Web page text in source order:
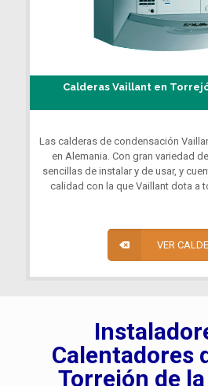
Calderas Vaillant en
Las calderas de condensación
en Alemania. Con gran variedad
sencillas de instalar y de usar, y
calidad con la que Vaillant dota a
VER
Calentadores
Torrejón de